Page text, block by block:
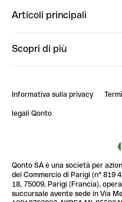
PowerUp
Articoli principali
StrongHer Mentorship |
Scopri di più
Blog
Glossario finanziario
Informativa sulla privacy
legali Qonto
Qonto SA é una società per
del Commercio di Parigi (n° 819
18, 75009, Parigi (Francia),
succursale avente sede in Via